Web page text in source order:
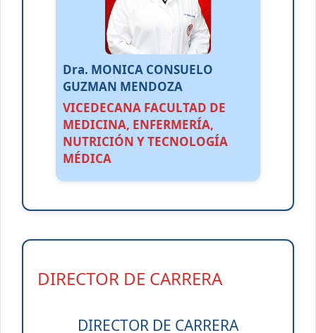
Dra. MONICA CONSUELO
GUZMAN MENDOZA
VICEDECANA FACULTAD DE
MEDICINA, ENFERMERÍA,
NUTRICIÓN Y TECNOLOGÍA
MÉDICA
DIRECTOR DE CARRERA
DIRECTOR DE CARRERA